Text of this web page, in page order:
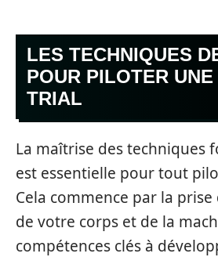
LES TECHNIQUES
POUR PILOTER
TRIAL
La maîtrise des techniques
est essentielle pour tout
Cela commence par la prise
de votre corps et de la
compétences clés à